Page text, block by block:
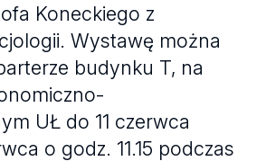
Koneckiego z
Wystawę można
budynku T, na
UŁ do 11 czerwca
o godz. 11.15 podczas